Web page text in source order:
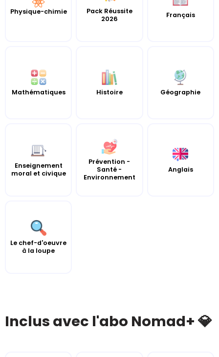
Physique-chimie
Pack Réussite
2026
Français
Mathématiques Histoire Géographie
Enseignement
moral et civique
Prévention -
Santé -
Environnement
Anglais
Le chef-d'oeuvre
à la loupe
Inclus avec l'abo Nomad+ 💎